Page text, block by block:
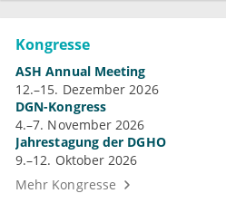
Kongresse
ASH Annual Meeting
12.–15. Dezember 2026
DGN-Kongress
4.–7. November 2026
Jahrestagung der DGHO
9.–12. Oktober 2026
Mehr Kongresse